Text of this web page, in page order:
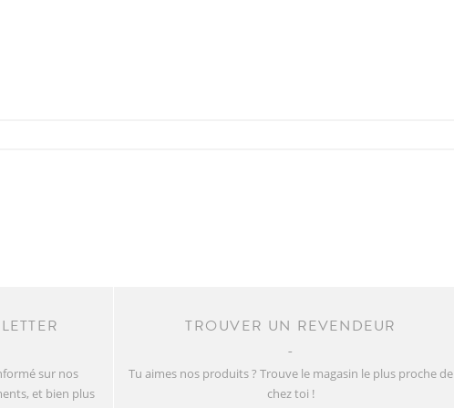
sur nos
et bien plus
TROUVER UN REVENDEUR
Tu aimes nos produits ? Trouve le magasin le plus proche de
chez toi !